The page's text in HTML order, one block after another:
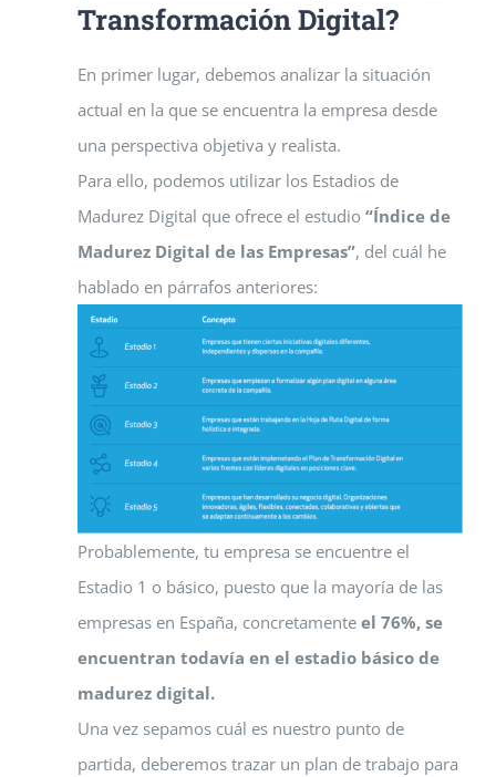
Transformación Digital?
En primer lugar, debemos analizar la situación
actual en la que se encuentra la empresa desde
una perspectiva objetiva y realista.
Para ello, podemos utilizar los Estadios de
Madurez Digital que ofrece el estudio “Índice de
Madurez Digital de las Empresas”, del cuál he
hablado en párrafos anteriores:
Probablemente, tu empresa se encuentre el
Estadio 1 o básico, puesto que la mayoría de las
empresas en España, concretamente el 76%, se
encuentran todavía en el estadio básico de
madurez digital.
Una vez sepamos cuál es nuestro punto de
partida, deberemos trazar un plan de trabajo para